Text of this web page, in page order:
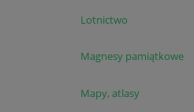
Lotnictwo
Magnesy pamiątkowe
Mapy, atlasy